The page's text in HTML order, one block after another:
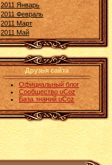
2011 Январь
2011 Февраль
2011 Март
2011 Май
Друзья сайта
Официальный блог
Сообщество uCoz
База знаний uCoz